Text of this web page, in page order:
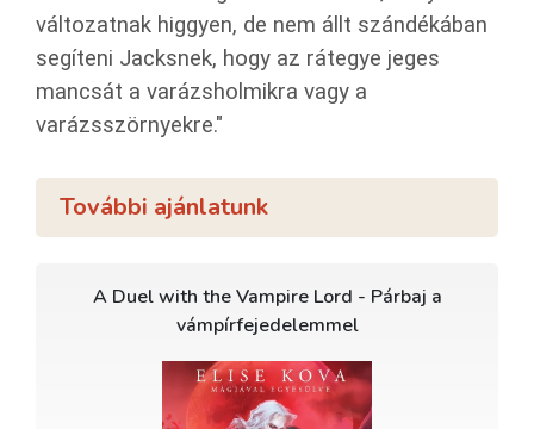
változatnak higgyen, de nem állt szándékában
segíteni Jacksnek, hogy az rátegye jeges
mancsát a varázsholmikra vagy a
varázsszörnyekre."
További ajánlatunk
A Duel with the Vampire Lord - Párbaj a
vámpírfejedelemmel